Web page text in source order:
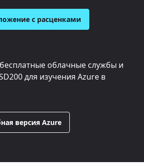
с расценками
облачные службы и
для изучения Azure в
версия Azure